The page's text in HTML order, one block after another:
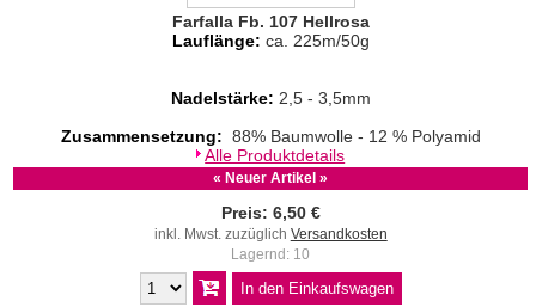
Farfalla Fb. 107 Hellrosa
Lauflänge: ca. 225m/50g
Nadelstärke: 2,5 - 3,5mm
Zusammensetzung: 88% Baumwolle - 12 % Polyamid
Alle Produktdetails
« Neuer Artikel »
Preis: 6,50 €
inkl. Mwst. zuzüglich Versandkosten
Lagernd: 10